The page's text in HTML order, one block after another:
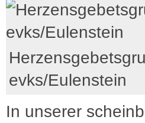
evks/Eulenstein
In unserer